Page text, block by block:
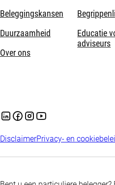
Beleggingskansen
Duurzaamheid
Over ons
Educatie
adviseurs
DisclaimerPrivacy- en